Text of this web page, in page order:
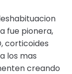
fue pionera,
corticoides
los mas
creando